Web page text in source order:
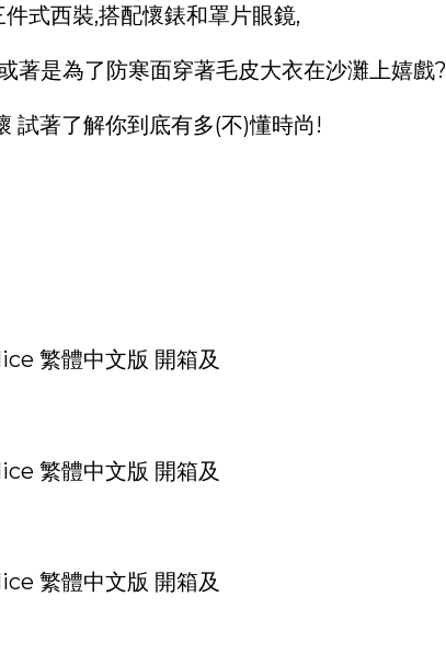
式西裝,搭配懷錶和罩片眼鏡,
著是為了防寒面穿著毛皮大衣在沙灘上嬉戲?
試著了解你到底有多(不)懂時尚!